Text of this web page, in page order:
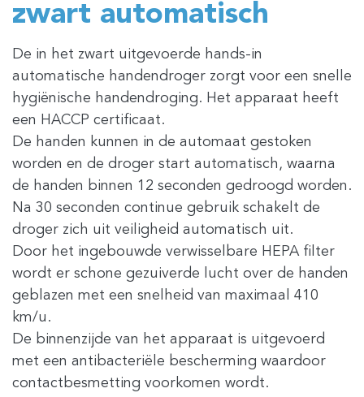
zwart automatisch
De in het zwart uitgevoerde hands-in
automatische handendroger zorgt voor een snelle
hygiënische handendroging. Het apparaat heeft
een HACCP certificaat.
De handen kunnen in de automaat gestoken
worden en de droger start automatisch, waarna
de handen binnen 12 seconden gedroogd worden.
Na 30 seconden continue gebruik schakelt de
droger zich uit veiligheid automatisch uit.
Door het ingebouwde verwisselbare HEPA filter
wordt er schone gezuiverde lucht over de handen
geblazen met een snelheid van maximaal 410
km/u.
De binnenzijde van het apparaat is uitgevoerd
met een antibacteriële bescherming waardoor
contactbesmetting voorkomen wordt.